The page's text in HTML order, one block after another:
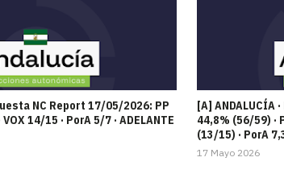
NC Report 17/05/2026: PP
14/15 · PorA 5/7 · ADELANTE
[A] ANDALUCÍA
44,8% (56/59) ·
(13/15) · PorA
17 Mayo 2026